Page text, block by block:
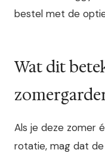
bestel met de
Wat dit
Als je deze zomer
rotatie, mag dat